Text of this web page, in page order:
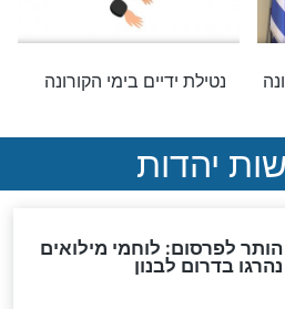
מסיכה מבדים פשוטים
שנמצאים בבית!